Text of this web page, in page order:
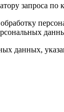
запроса
данных,